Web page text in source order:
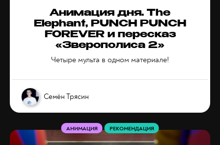
Анимация дня. The
Elephant, PUNCH PUNCH
FOREVER и пересказ
«Зверополиса 2»
Четыре мульта в одном материале!
Семён Трясин
АНИМАЦИЯ РЕКОМЕНДАЦИЯ